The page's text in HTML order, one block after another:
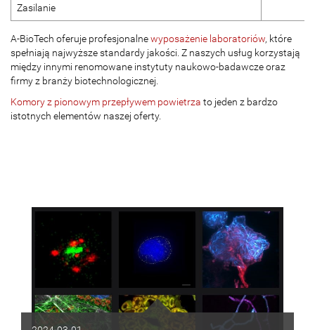
Zasilanie
A-BioTech oferuje profesjonalnewyposażenie laboratoriów, które
spełniają najwyższe standardy jakości. Z naszych usług korzystają
między innymi renomowane instytuty naukowo-badawcze oraz
firmy z branży biotechnologicznej.
Komory z pionowym przepływem powietrza to jeden z bardzo
istotnych elementów naszej oferty.